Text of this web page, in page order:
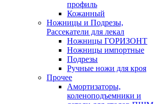
профиль
Кожанный
Ножницы и Подрезы,
Рассекатели для лекал
Ножницы ГОРИЗОНТ
Ножницы импортные
Подрезы
Ручные ножи для кроя
Прочее
Амортизаторы,
коленоподъемники и